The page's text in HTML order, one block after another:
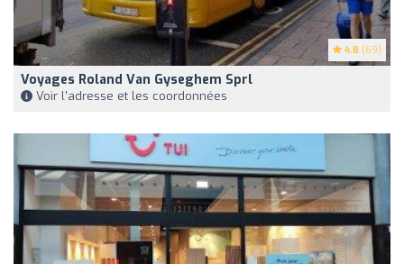
4.8 (69)
Voyages Roland Van Gyseghem Sprl
Voir l'adresse et les coordonnées